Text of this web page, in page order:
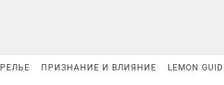
ПРИЗНАНИЕ И ВЛИЯНИЕ LEMON